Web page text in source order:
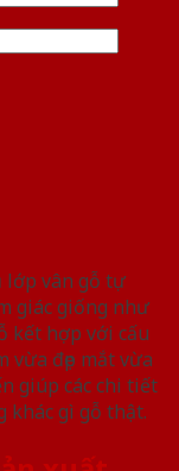
lớp vân gỗ tự
giác giống như
kết hợp với cấu
đẹp mắt vừa
giúp các chi tiết
khác gì gỗ thật.